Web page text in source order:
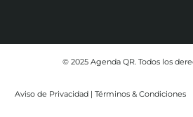
© 2025 Agenda QR. Todos los
Aviso de Privacidad | Términos & Condiciones